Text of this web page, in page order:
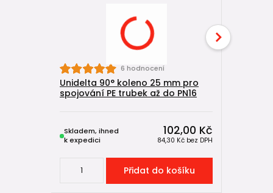
6 hodnocení
Unidelta 90° koleno 25 mm pro
spojování PE trubek až do PN16
102,00 Kč
84,30 Kč bez DPH
Skladem, ihned
k expedici
Přidat do košíku